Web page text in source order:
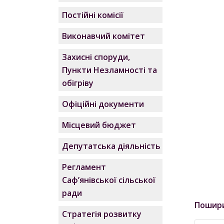
Постійні комісії
Виконавчий комітет
Захисні споруди,
Пункти Незламності та
обігріву
Офіційні документи
Місцевий бюджет
Депутатська діяльність
Регламент
Саф’янівської сільської
ради
Стратегія розвитку